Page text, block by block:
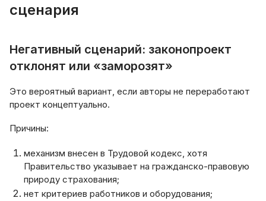
сценария
Негативный сценарий: законопроект
отклонят или «заморозят»
Это вероятный вариант, если авторы не переработают
проект концептуально.
Причины:
механизм внесен в Трудовой кодекс, хотя
Правительство указывает на гражданско-правовую
природу страхования;
нет критериев работников и оборудования;